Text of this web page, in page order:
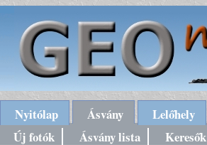
Nyitólap Ásvány Lelőhely
Új fotók
Ásvány lista Keresők